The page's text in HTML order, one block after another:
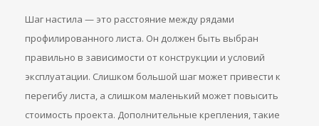
Шаг настила — это расстояние между рядами
профилированного листа. Он должен быть выбран
правильно в зависимости от конструкции и условий
эксплуатации. Слишком большой шаг может привести к
перегибу листа, а слишком маленький может повысить
стоимость проекта. Дополнительные крепления, такие